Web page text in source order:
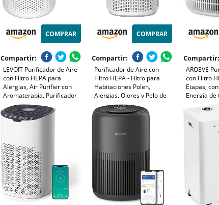
COMPRAR
Compartir:
LEVOIT Purificador de Aire
con Filtro HEPA para
Alergias, Air Purifier con
Aromaterapia, Purificador
Aire Silencioso 25dB, Bajo
Consumo de Energía de 7W,
Core Mini
COMPRAR
Compartir:
Purificador de Aire con
Filtro HEPA - Filtro para
Habitaciones Polen,
Alergias, Olores y Pelo de
Mascotas, con Esponja de
Aromaterapia, 7.2W y 3
Compartir:
AROEVE
con Filtro
Etapas,
Energía de
Silencioso
Aroma,
el Humo y
Mascotas